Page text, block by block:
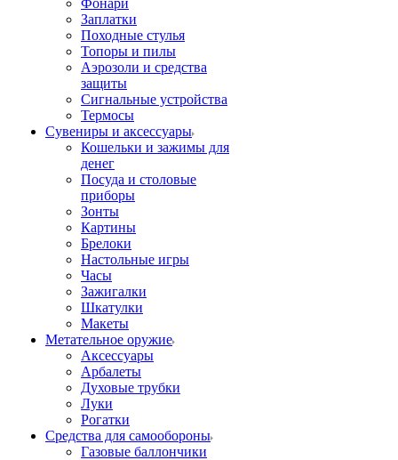
Фонари
Заплатки
Походные стулья
Топоры и пилы
Аэрозоли и средства
защиты
Сигнальные устройства
Термосы
Сувениры и аксессуары
Кошельки и зажимы для
денег
Посуда и столовые
приборы
Зонты
Картины
Брелоки
Настольные игры
Часы
Зажигалки
Шкатулки
Макеты
Метательное оружие
Аксессуары
Арбалеты
Духовые трубки
Луки
Рогатки
Средства для самообороны
Газовые баллончики